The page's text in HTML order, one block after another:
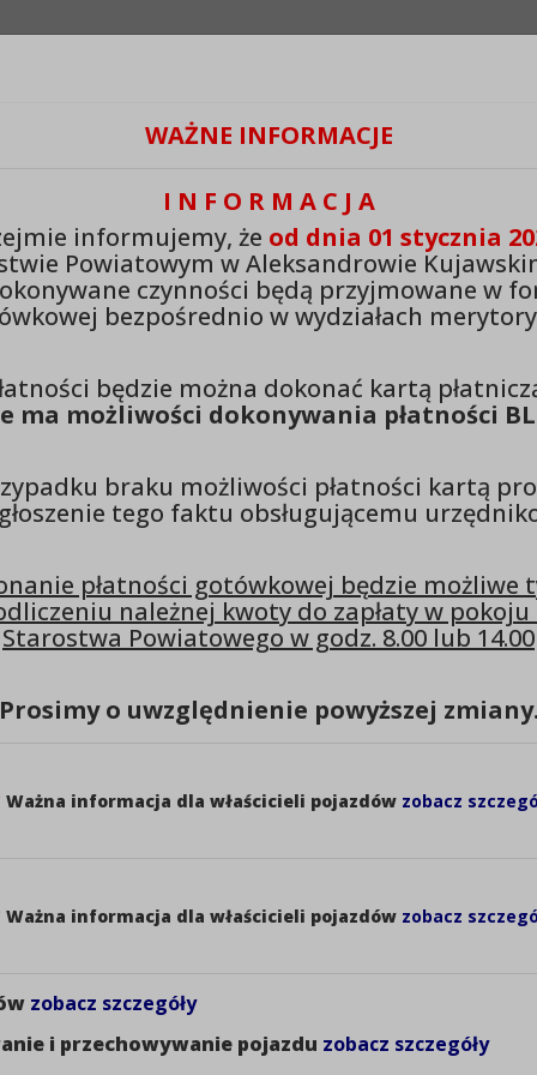
Zmień odstęp między literami
Zmień interlinię i margines między paragrafami
Przywróć ustawienia domyślne
Czytaj odnośniki
Powiatowe w
Ważna informacja dla
Ważna informacja dla właścicieli pojazdów
W związku z wejściem w życie zmian ustawy Prawo
informuje mieszkańców powiatu, że od dnia 1
1. właściciel pojazdu ma obowiązek złożyć wniosek
dnia:
b) sprowadzenia na terytorium RP z terenu
c) dopuszczenia do obrotu w przypadku
Uwaga! W przypadku przedsiębiorców
2. w związku z powyższym przestaje funkcjonować
jego miejsce zajmuje obowiązek rejestracji pojazdu
3. bez zmian pozostaje obowiązek zawiadomienia o
od daty sprzedaży pojazdu.
WAŻNE INFORMACJE
I N F O R M A C J A
informujemy, że od dnia 01 stycznia
Powiatowym w Aleksandrowie
czynności będą przyjmowane w
bezpośrednio w wydziałach
będzie można dokonać kartą
ma możliwości dokonywania płatności
braku możliwości płatności kartą
tego faktu obsługującemu
płatności gotówkowej będzie możliwe
należnej kwoty do zapłaty w pokoju
Starostwa Powiatowego w godz. 8.00 lub 14.00
Prosimy o uwzględnienie powyższej zmiany.
Ważna informacja dla właścicieli pojazdów zobacz
Ważna informacja dla właścicieli pojazdów zobacz
zobacz szczegóły
i przechowywanie pojazdu zobacz szczegóły